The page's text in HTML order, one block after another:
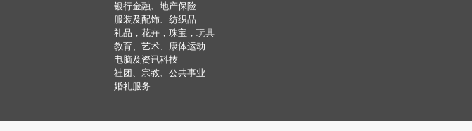
银行金融、地产保险
服装及配饰、纺织品
礼品，花卉，珠宝，玩具
教育、艺术、康体运动
电脑及资讯科技
社团、宗教、公共事业
婚礼服务